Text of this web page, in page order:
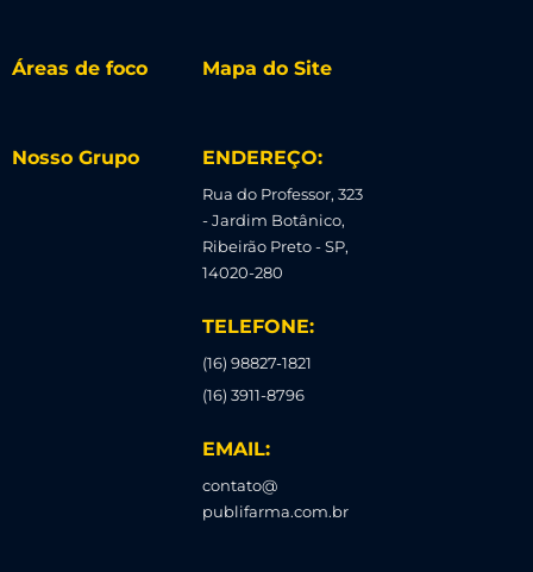
Áreas de foco Mapa do Site
Nosso Grupo ENDEREÇO:
Rua do Professor, 323
- Jardim Botânico,
Ribeirão Preto - SP,
14020-280
TELEFONE:
(16) 98827-1821
(16) 3911-8796
EMAIL:
contato@
publifarma.com.br